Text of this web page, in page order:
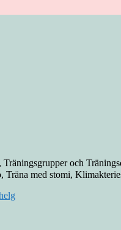
Träningsgrupper och
Träna med stomi,